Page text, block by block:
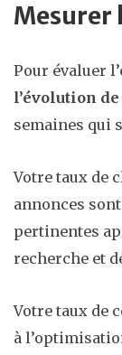
Mesurer
Pour évaluer
l’évolution
semaines qui
Votre taux de
annonces
pertinentes
recherche et
Votre taux de
à